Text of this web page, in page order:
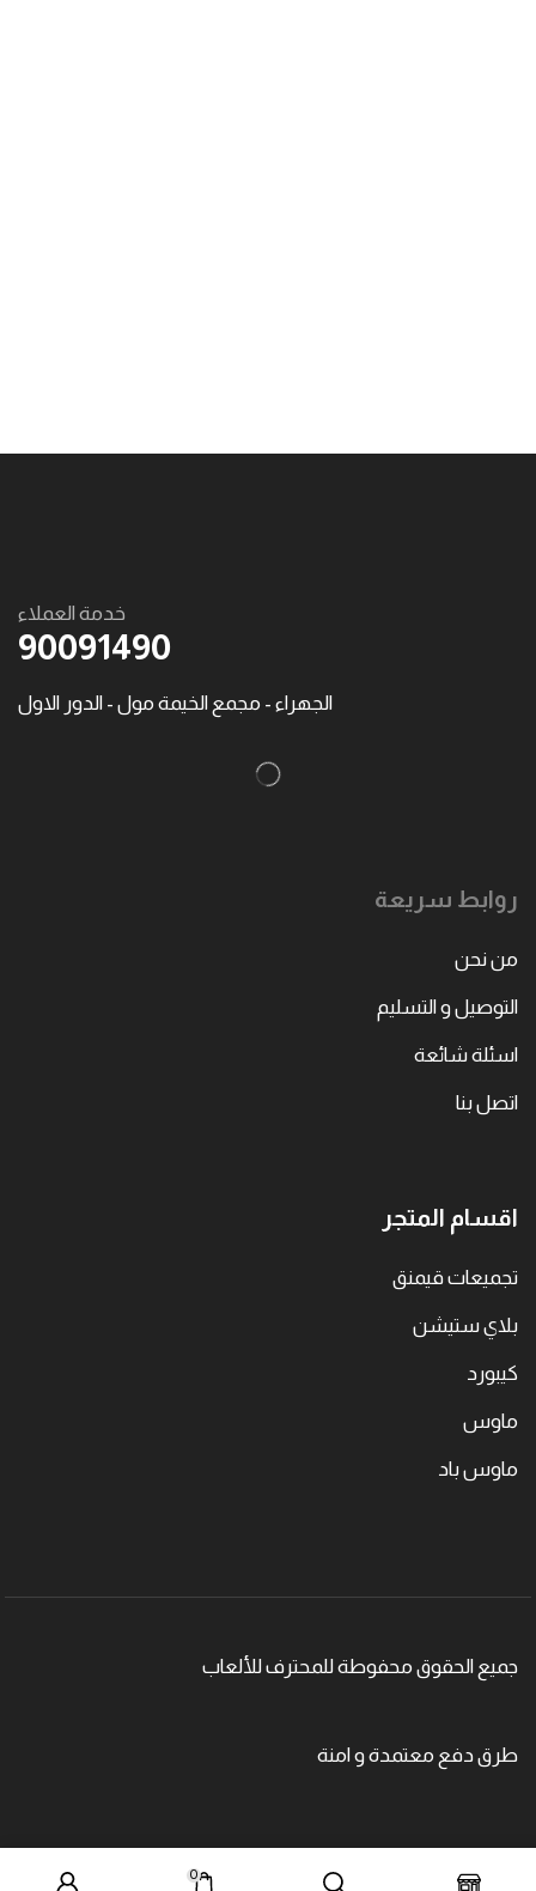
0
خدمة العملاء
90091490
الجهراء - مجمع الخيمة مول - الدور الاول
روابط سريعة
من نحن
التوصيل و التسليم
اسئلة شائعة
اتصل بنا
اقسام المتجر
تجميعات قيمنق
بلاي ستيشن
كيبورد
ماوس
ماوس باد
جميع الحقوق محفوطة للمحترف للألعاب
طرق دفع معتمدة و امنة